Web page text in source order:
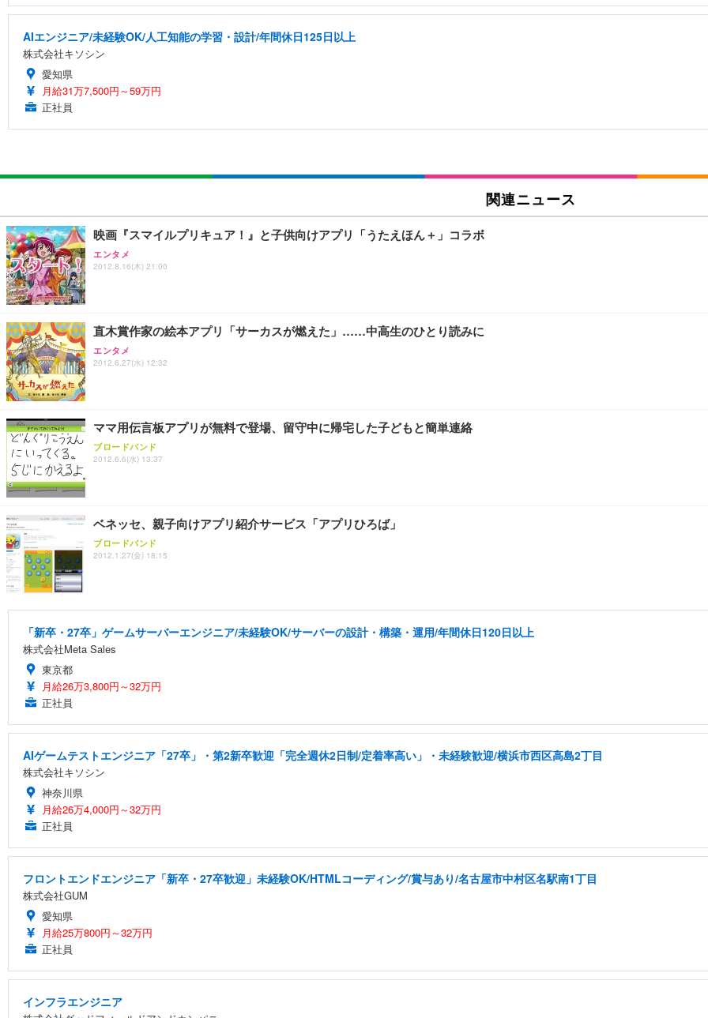
AIエンジニア/未経験OK/人工知能の学習・設計/年間休日125日以上
株式会社キソシン
愛知県
月給31万7,500円～59万円
正社員
関連ニュース
映画『スマイルプリキュア！』と子供向けアプリ「うたえほん＋」コラボ
エンタメ
2012.8.16(木) 21:00
直木賞作家の絵本アプリ「サーカスが燃えた」……中高生のひとり読みに
エンタメ
2012.6.27(水) 12:32
ママ用伝言板アプリが無料で登場、留守中に帰宅した子どもと簡単連絡
ブロードバンド
2012.6.6(水) 13:37
ベネッセ、親子向けアプリ紹介サービス「アプリひろば」
ブロードバンド
2012.1.27(金) 18:15
「新卒・27卒」ゲームサーバーエンジニア/未経験OK/サーバーの設計・構築・運用/年間休日120日以上
株式会社Meta Sales
東京都
月給26万3,800円～32万円
正社員
AIゲームテストエンジニア「27卒」・第2新卒歓迎「完全週休2日制/定着率高い」・未経験歓迎/横浜市西区高島2丁目
株式会社キソシン
神奈川県
月給26万4,000円～32万円
正社員
フロントエンドエンジニア「新卒・27卒歓迎」未経験OK/HTMLコーディング/賞与あり/名古屋市中村区名駅南1丁目
株式会社GUM
愛知県
月給25万800円～32万円
正社員
インフラエンジニア